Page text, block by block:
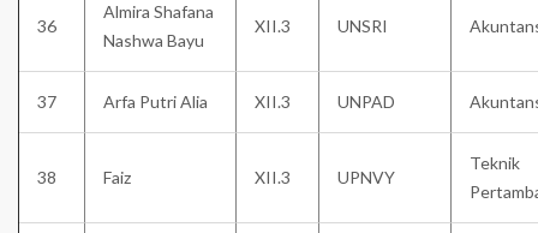
36
Almira Shafana
Nashwa Bayu
XII.3 UNSRI
37 Arfa Putri Alia XII.3 UNPAD
38 Faiz XII.3 UPNVY
Teknik